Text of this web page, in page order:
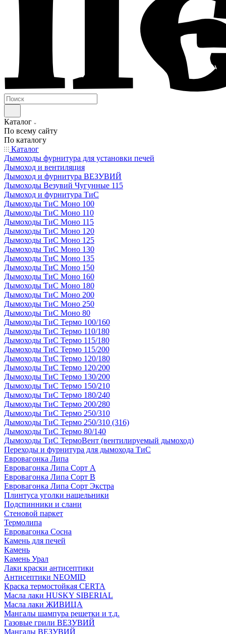
Каталог
По всему сайту
По каталогу
Каталог
Дымоходы фурнитура для установки печей
Дымоход и вентиляция
Дымоход и фурнитура ВЕЗУВИЙ
Дымоходы Везувий Чугунные 115
Дымоход и фурнитура ТиС
Дымоходы ТиС Моно 100
Дымоходы ТиС Моно 110
Дымоходы ТиС Моно 115
Дымоходы ТиС Моно 120
Дымоходы ТиС Моно 125
Дымоходы ТиС Моно 130
Дымоходы ТиС Моно 135
Дымоходы ТиС Моно 150
Дымоходы ТиС Моно 160
Дымоходы ТиС Моно 180
Дымоходы ТиС Моно 200
Дымоходы ТиС Моно 250
Дымоходы ТиС Моно 80
Дымоходы ТиС Термо 100/160
Дымоходы ТиС Термо 110/180
Дымоходы ТиС Термо 115/180
Дымоходы ТиС Термо 115/200
Дымоходы ТиС Термо 120/180
Дымоходы ТиС Термо 120/200
Дымоходы ТиС Термо 130/200
Дымоходы ТиС Термо 150/210
Дымоходы ТиС Термо 180/240
Дымоходы ТиС Термо 200/280
Дымоходы ТиС Термо 250/310
Дымоходы ТиС Термо 250/310 (316)
Дымоходы ТиС Термо 80/140
Дымоходы ТиС ТермоВент (вентилируемый дымоход)
Переходы и фурнитура для дымохода ТиС
Евровагонка Липа
Евровагонка Липа Сорт А
Евровагонка Липа Сорт В
Евровагонка Липа Сорт Экстра
Плинтуса уголки нащельники
Подспинники и слани
Стеновой паркет
Термолипа
Евровагонка Сосна
Камень для печей
Камень
Камень Урал
Лаки краски антисептики
Антисептики NEOMID
Краска термостойкая CERTA
Масла лаки HUSKY SIBERIAL
Масла лаки ЖИВИЦА
Мангалы шампура решетки и т.д.
Газовые грили ВЕЗУВИЙ
Мангалы ВЕЗУВИЙ